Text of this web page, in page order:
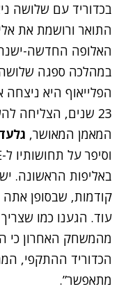
בכדוריד עם שלושה
התואר ורושמת את אליפות
האלופה החדשה-
במהלכה ספגה
הפלייאוף היא
23 שנים, הצליחה להשלים "סוויפ" בסדרת הגמר.
המאמן המאושר,
באליפות הראשונה.
קודמות, שבסופן
עוד. הגענו כמו
מהמשחק האחרון כי
הכדוריד ההתקפי,
מתאפשר”.